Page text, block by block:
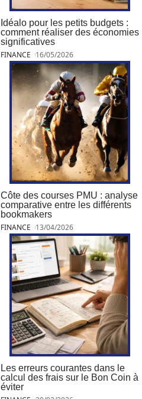
Idéalo pour les petits budgets :
comment réaliser des économies
significatives
FINANCE 16/05/2026
Côte des courses PMU : analyse
comparative entre les différents
bookmakers
FINANCE 13/04/2026
Les erreurs courantes dans le
calcul des frais sur le Bon Coin à
éviter